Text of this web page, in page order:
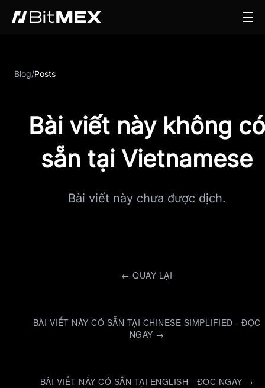
Blog/Posts
Bài viết này không có
sẵn tại Vietnamese
Bài viết này chưa được dịch.
← QUAY LẠI
BÀI VIẾT NÀY CÓ SẴN TẠI CHINESE SIMPLIFIED - ĐỌC
NGAY →
BÀI VIẾT NÀY CÓ SẴN TẠI ENGLISH - ĐỌC NGAY →